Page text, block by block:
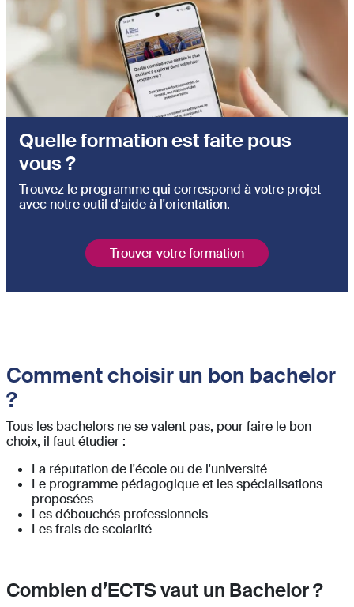
Quelle formation est faite pous
vous ?
Trouvez le programme qui correspond à votre projet
avec notre outil d'aide à l'orientation.
Trouver votre formation
Comment choisir un bon bachelor
?
Tous les bachelors ne se valent pas, pour faire le bon
choix, il faut étudier :
La réputation de l'école ou de l'université
Le programme pédagogique et les spécialisations
proposées
Les débouchés professionnels
Les frais de scolarité
Combien d’ECTS vaut un Bachelor ?